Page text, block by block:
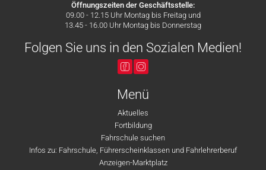
Öffnungszeiten der Geschäftsstelle:
09.00 - 12.15 Uhr Montag bis Freitag und
13.45 - 16.00 Uhr Montag bis Donnerstag
Folgen Sie uns in den Sozialen Medien!
Menü
Aktuelles
Fortbildung
Fahrschule suchen
Infos zu: Fahrschule, Führerscheinklassen und Fahrlehrerberuf
Anzeigen-Marktplatz